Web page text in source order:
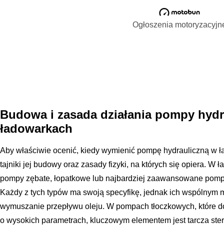
Ogłoszenia
Budowa i zasada działania pompy
ładowarkach
Aby właściwie ocenić, kiedy wymienić pompę hydrauliczną w
tajniki jej budowy oraz zasady fizyki, na których się opiera. W
pompy zębate, łopatkowe lub najbardziej zaawansowane
Każdy z tych typów ma swoją specyfikę, jednak ich wspólnym
wymuszanie przepływu oleju. W pompach tłoczkowych, które
o wysokich parametrach, kluczowym elementem jest tarcza